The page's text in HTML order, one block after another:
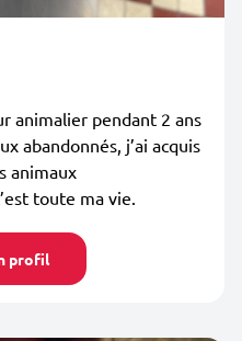
animalier pendant 2 ans
abandonnés, j’ai acquis
animaux
toute ma vie.
profil